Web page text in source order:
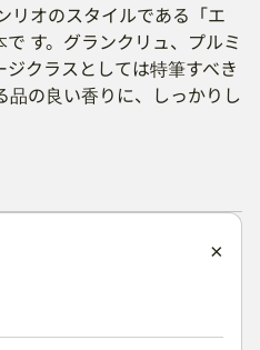
リオのスタイルである「エ
す。グランクリュ、プルミ
クラスとしては特筆すべき
品の良い香りに、しっかりし